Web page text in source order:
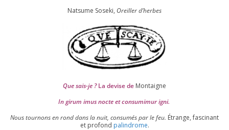
Natsume Soseki, Oreiller d’herbes
Que sais-je ?La devise de Montaigne
In girum imus nocte et consu­mi­mur igni.
Nous tour­nons en rond dans la nuit, consu­més par le feu. Étrange, fas­ci­nant
et pro­fond palin­drome.